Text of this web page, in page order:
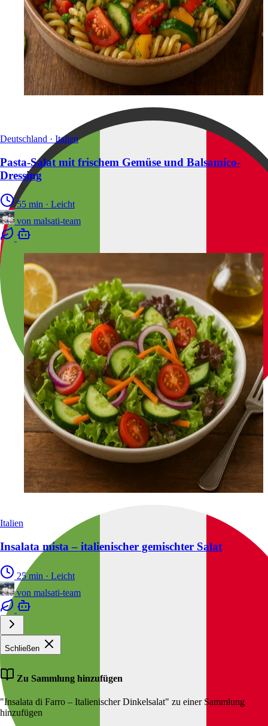
Deutschland · Italien
Pasta-Salat mit frischem Gemüse und Balsamico-
Dressing
55 min · Leicht
von malsati-team
Italien
Insalata mista – italienischer gemischter Salat
25 min · Leicht
von malsati-team
Schließen
Zu Sammlung hinzufügen
"Insalata di Farro – Italienischer Dinkelsalat" zu einer Sammlung
hinzufügen